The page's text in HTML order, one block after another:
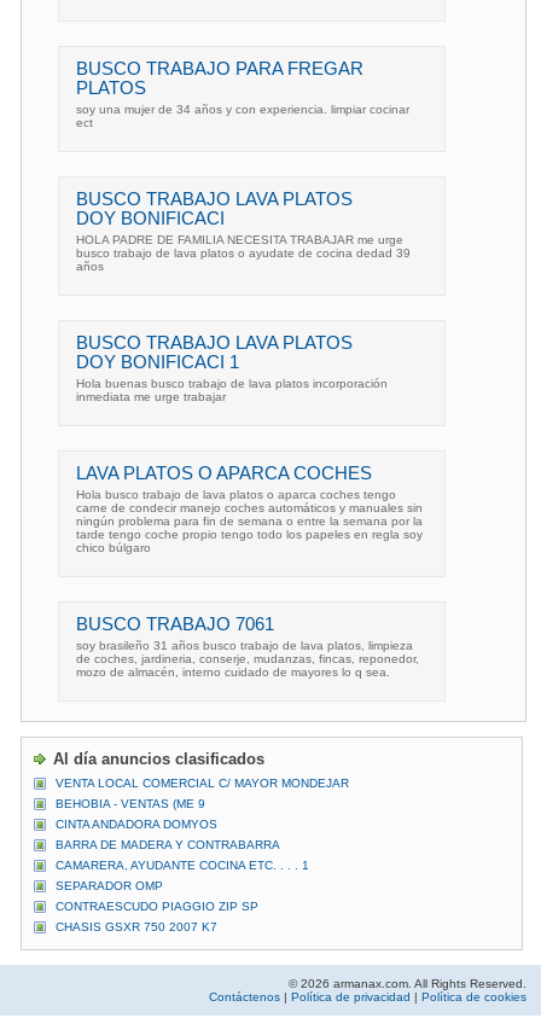
BUSCO TRABAJO PARA FREGAR
PLATOS
soy una mujer de 34 años y con experiencia. limpiar cocinar
ect
BUSCO TRABAJO LAVA PLATOS
DOY BONIFICACI
HOLA PADRE DE FAMILIA NECESITA TRABAJAR me urge
busco trabajo de lava platos o ayudate de cocina dedad 39
años
BUSCO TRABAJO LAVA PLATOS
DOY BONIFICACI 1
Hola buenas busco trabajo de lava platos incorporación
inmediata me urge trabajar
LAVA PLATOS O APARCA COCHES
Hola busco trabajo de lava platos o aparca coches tengo
carne de condecir manejo coches automáticos y manuales sin
ningún problema para fin de semana o entre la semana por la
tarde tengo coche propio tengo todo los papeles en regla soy
chico búlgaro
BUSCO TRABAJO 7061
soy brasileño 31 años busco trabajo de lava platos, limpieza
de coches, jardineria, conserje, mudanzas, fincas, reponedor,
mozo de almacén, interno cuidado de mayores lo q sea.
Al día anuncios clasificados
VENTA LOCAL COMERCIAL C/ MAYOR MONDEJAR
BEHOBIA - VENTAS (ME 9
CINTA ANDADORA DOMYOS
BARRA DE MADERA Y CONTRABARRA
CAMARERA, AYUDANTE COCINA ETC. . . . 1
SEPARADOR OMP
CONTRAESCUDO PIAGGIO ZIP SP
CHASIS GSXR 750 2007 K7
© 2026 armanax.com. All Rights Reserved.
Contáctenos | Política de privacidad | Política de cookies